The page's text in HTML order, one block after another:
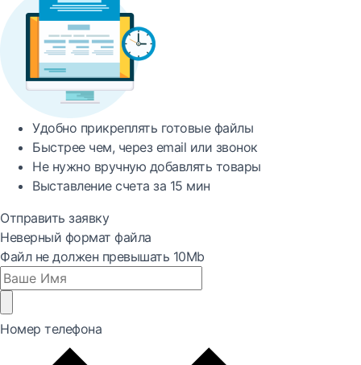
Удобно прикреплять готовые файлы
Быстреечем, через email или звонок
Не нужно вручную добавлять товары
Выставление счета за 15 мин
Отправить заявку
Неверный формат файла
Файл не должен превышать 10Mb
Номер телефона